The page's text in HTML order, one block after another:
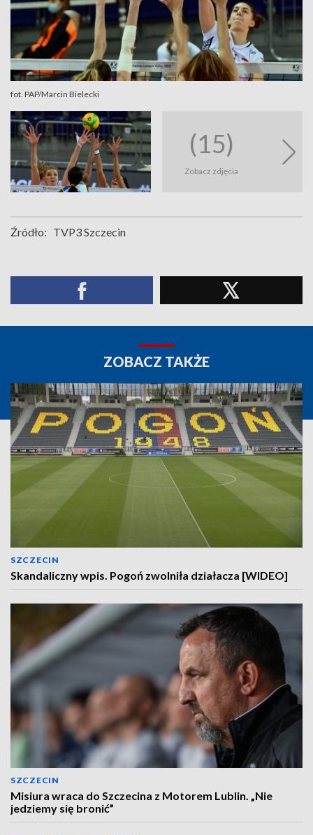
fot. PAP/Marcin Bielecki
(15)
Zobacz zdjęcia
Źródło: TVP3 Szczecin
ZOBACZ TAKŻE
SZCZECIN
Skandaliczny wpis. Pogoń zwolniła działacza [WIDEO]
SZCZECIN
Misiura wraca do Szczecina z Motorem Lublin. „Nie
jedziemy się bronić”